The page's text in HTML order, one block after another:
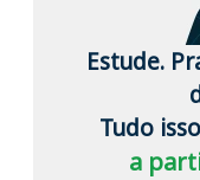
Estude.
Tudo
a